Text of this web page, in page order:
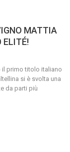
MATTIA
ELITÉ!
il primo titolo italiano
si è svolta una
da parti più